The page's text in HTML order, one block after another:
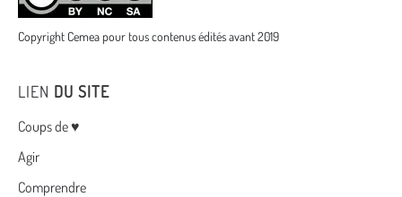
Copyright Cemea pour tous contenus édités avant 2019
LIEN DU SITE
Menu
Coups de ♥
Agir
Comprendre